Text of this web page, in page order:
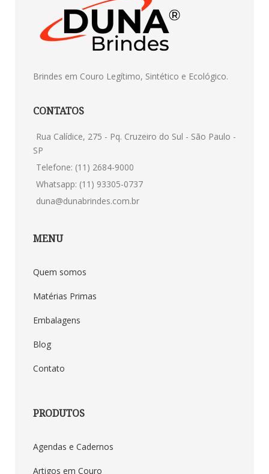
Brindes em Couro Legítimo, Sintético e Ecológico.
CONTATOS
Rua Calídice, 275 - Pq. Cruzeiro do Sul - São Paulo -
SP
Telefone: (11) 2684-9000
Whatsapp: (11) 93305-0737
duna@dunabrindes.com.br
MENU
Quem somos
Matérias Primas
Embalagens
Blog
Contato
PRODUTOS
Agendas e Cadernos
Artigos em Couro